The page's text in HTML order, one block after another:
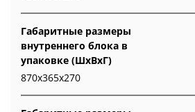
Габаритные размеры
внутреннего блока в
упаковке (ШxВxГ)
870x365x270